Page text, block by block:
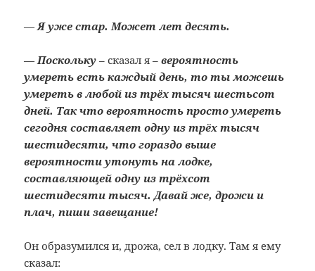
—Я уже стар. Может лет десять.
—Поскольку – сказал я –вероятность
умереть есть каждый день, то ты можешь
умереть в любой из трёх тысяч шестьсот
дней. Так что вероятность просто умереть
сегодня составляет одну из трёх тысяч
шестидесяти, что гораздо выше
вероятности утонуть на лодке,
составляющей одну из трёхсот
шестидесяти тысяч. Давай же, дрожи и
плач, пиши завещание!
Он образумился и, дрожа, сел в лодку. Там я ему
сказал: